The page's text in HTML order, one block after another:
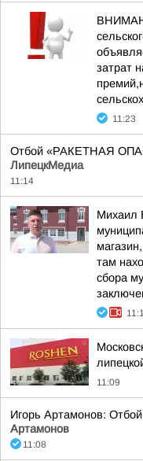
затрат
11:23
Отбой «РАКЕТНАЯ
ЛипецкМедиа
11:14
Михаил
там
сбора
11:09
Игорь Артамонов:
Артамонов
11:08